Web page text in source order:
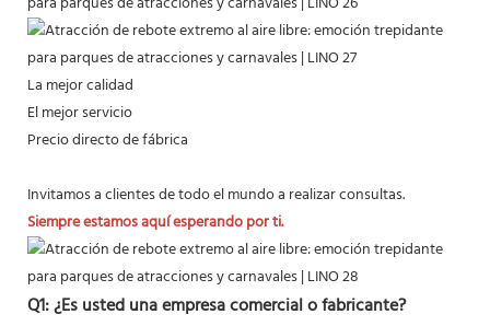
La mejor calidad
El mejor servicio
Precio directo de fábrica
Invitamos a clientes de todo el mundo a realizar consultas.
Siempre estamos aquí esperando por ti.
Q1: ¿Es usted una empresa comercial o fabricante?